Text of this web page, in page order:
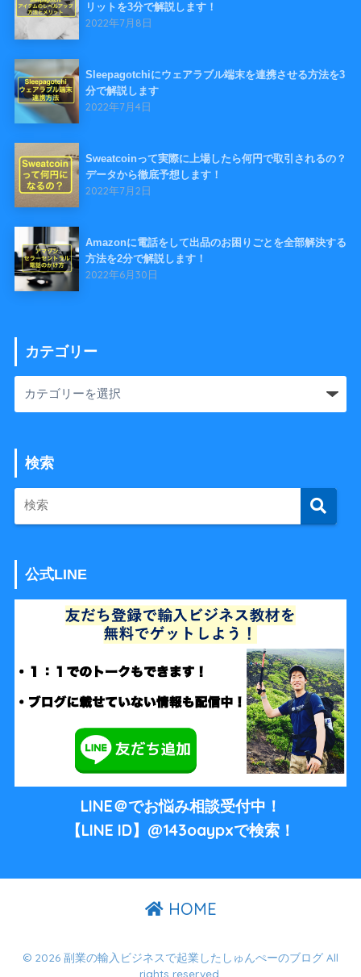
リットを3分で解説します！
2022年7月8日
Sleepagotchiにウェアラブル端末を連携させる方法を3
分で解説します
2022年7月4日
Sweatcoinって実際に上場したら何円で取引されるの？
データから徹底予想します！
2022年7月2日
Amazonに電話をして出品のお困りごとを全部解決する
方法を2分で解説します！
2022年6月30日
カテゴリー
検索
公式LINE
LINE＠でお悩み相談受付中！
【LINE ID】@143oaypxで検索！
HOME
© 2026 副業の輸入ビジネスで起業したしゅんぺーのブログ All
rights reserved.